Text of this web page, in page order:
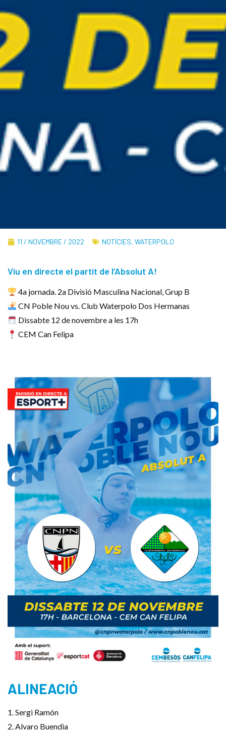
11 / NOVEMBRE / 2022 NOTÍCIES, WATERPOLO
Viu en directe el partit de l’Absolut A!
4a jornada. 2a Divisió Masculina Nacional, Grup B
‍ CN Poble Nou vs. Club Waterpolo Dos Hermanas
Dissabte 12 de novembre a les 17h
CEM Can Felipa
ALINEACIÓ
1. Sergi Ramón
2. Alvaro Buendia